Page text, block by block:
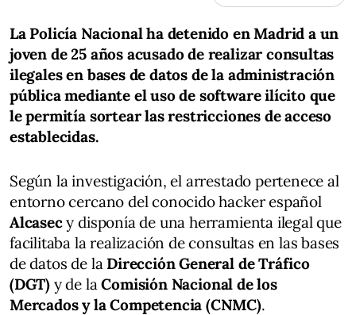
La Policía Nacional ha detenido en Madrid a un
joven de 25 años acusado de realizar consultas
ilegales en bases de datos de la administración
pública mediante el uso de software ilícito que
le permitía sortear las restricciones de acceso
establecidas.
Según la investigación, el arrestado pertenece al
entorno cercano del conocido hacker español
Alcasecy disponía de una herramienta ilegal que
facilitaba la realización de consultas en las bases
de datos de la Dirección General de Tráfico
(DGT) y de laComisión Nacional de los
Mercados y la Competencia (CNMC).